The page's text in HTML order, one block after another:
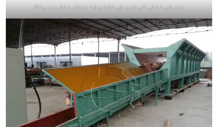
چھوٹی نالی کی قسم کی لکڑی کا چھال اتارنے والا